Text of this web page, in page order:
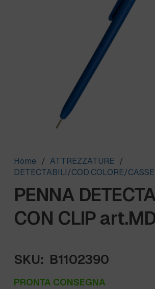
Home / ATTREZZATURE /
DETECTABILI/COD.COLORE/
PENNA
CON CLIP
SKU: B1102390
PRONTA CONSEGNA